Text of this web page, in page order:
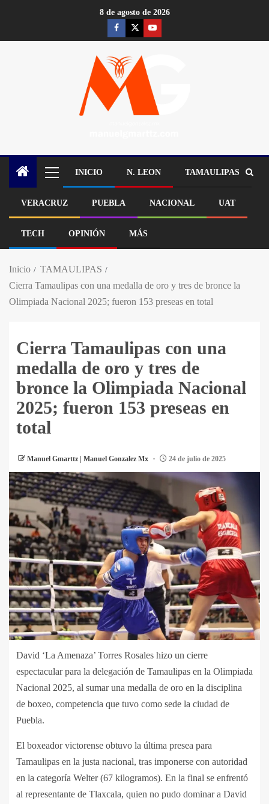
8 de agosto de 2026
INICIO N. LEON TAMAULIPAS
VERACRUZ PUEBLA NACIONAL UAT
TECH OPINIÓN MÁS
Inicio
TAMAULIPAS
Cierra Tamaulipas con una medalla de oro y tres de bronce la
Olimpiada Nacional 2025; fueron 153 preseas en total
Cierra Tamaulipas con una
medalla de oro y tres de
bronce la Olimpiada Nacional
2025; fueron 153 preseas en
total
Manuel Gmarttz | Manuel Gonzalez Mx 24 de julio de 2025
David ‘La Amenaza’ Torres Rosales hizo un cierre
espectacular para la delegación de Tamaulipas en la Olimpiada
Nacional 2025, al sumar una medalla de oro en la disciplina
de boxeo, competencia que tuvo como sede la ciudad de
Puebla.
El boxeador victorense obtuvo la última presea para
Tamaulipas en la justa nacional, tras imponerse con autoridad
en la categoría Welter (67 kilogramos). En la final se enfrentó
al representante de Tlaxcala, quien no pudo dominar a David